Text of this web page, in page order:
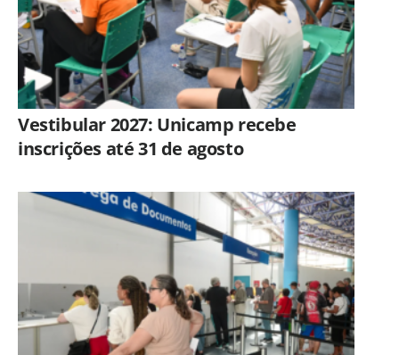
Vestibular 2027: Unicamp recebe
inscrições até 31 de agosto